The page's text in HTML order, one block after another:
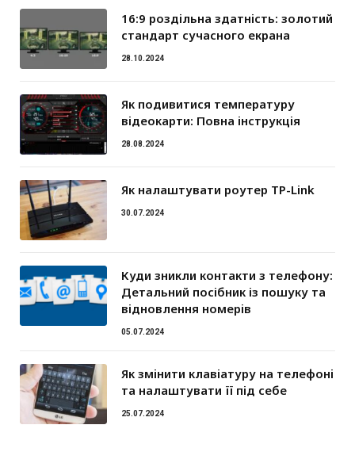
16:9 роздільна здатність: золотий
стандарт сучасного екрана
28.10.2024
Як подивитися температуру
відеокарти: Повна інструкція
28.08.2024
Як налаштувати роутер TP-Link
30.07.2024
Куди зникли контакти з телефону:
Детальний посібник із пошуку та
відновлення номерів
05.07.2024
Як змінити клавіатуру на телефоні
та налаштувати її під себе
25.07.2024